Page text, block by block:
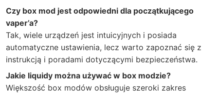
Czy box mod jest odpowiedni dla początkującego
vaper’a?
Tak, wiele urządzeń jest intuicyjnych i posiada
automatyczne ustawienia, lecz warto zapoznać się z
instrukcją i poradami dotyczącymi bezpieczeństwa.
Jakie liquidy można używać w box modzie?
Większość box modów obsługuje szeroki zakres